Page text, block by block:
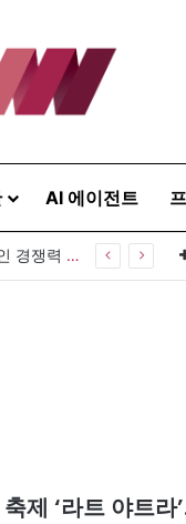
AI 에이전트
GS25, 세계 디자인 어워드 2관왕…‘소비뇽레몬블랑하이볼’ 디자인 경쟁력 인정
제 ‘라트 야트